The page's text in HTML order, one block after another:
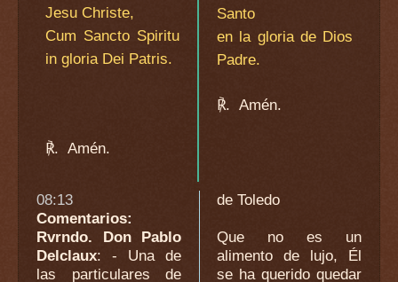
Jesu Christe,
Cum Sancto Spiritu
in gloria Dei Patris.
℟. Amén.
Santo
en la gloria de Dios
Padre.
℟. Amén.
08:13
Comentarios:
Rvrndo. Don Pablo
Delclaux: - Una de
las particulares de
de Toledo
Que no es un
alimento de lujo, Él
se ha querido quedar